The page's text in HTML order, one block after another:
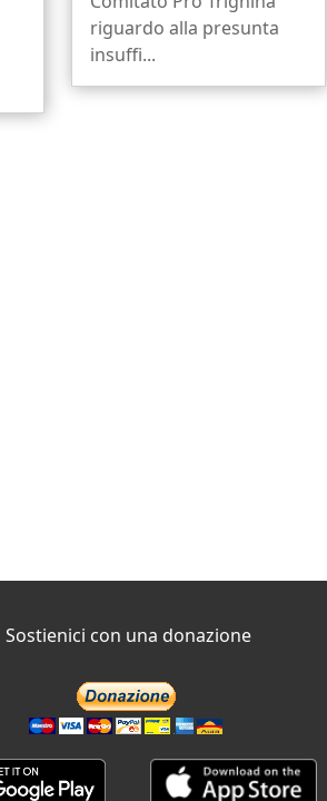
riguardo alla presunta
insuffi...
Sostienici con una donazione